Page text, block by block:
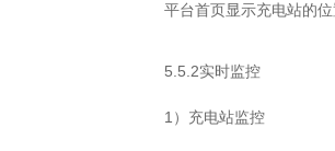
平台首页显示充电站的
5.5.2实时监控
1）充电站监控